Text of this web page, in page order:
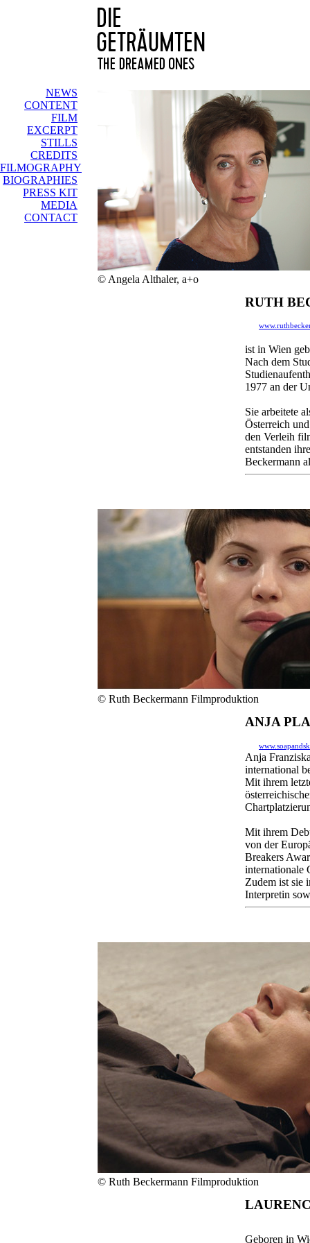
NEWS
CONTENT
FILM
EXCERPT
STILLS
CREDITS
FILMOGRAPHY
BIOGRAPHIES
PRESS KIT
MEDIA
CONTACT
© Angela Althaler, a+o
RUTH
ist in Wien
Nach dem
1977 an der
Sie arbeitete
Österreich
den Verleih
entstanden
Beckermann
© Ruth Beckermann Filmproduktion
ANJA
Anja
international
Mit ihrem
Mit ihrem
von der
Breakers
internationale
Zudem ist sie
Interpretin
© Ruth Beckermann Filmproduktion
Geboren in